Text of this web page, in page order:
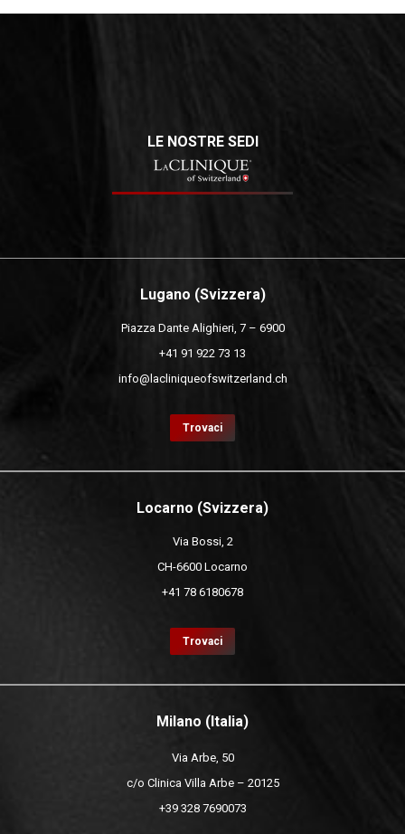
LE NOSTRE SEDI
Lugano (Svizzera)
Piazza Dante Alighieri, 7 – 6900
+41 91 922 73 13
info@lacliniqueofswitzerland.ch
Trovaci
Locarno (Svizzera)
Via Bossi, 2
CH-6600 Locarno
+41 78 6180678
Trovaci
Milano (Italia)
Via Arbe, 50
c/o Clinica Villa Arbe – 20125
+39 328 7690073